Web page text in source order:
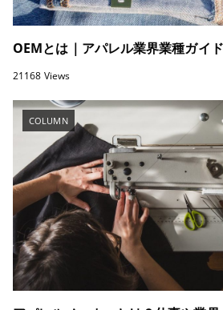
OEMとは｜アパレル業界業種ガイド
21168 Views
COLUMN